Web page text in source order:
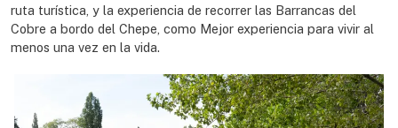
ruta turística, y la experiencia de recorrer las Barrancas del
Cobre a bordo del Chepe, como Mejor experiencia para vivir al
menos una vez en la vida.